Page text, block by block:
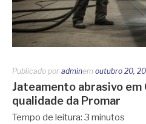
Publicado por adminem outubro 20,
Jateamento abrasivo em
qualidade da Promar
Tempo de leitura: 3 minutos